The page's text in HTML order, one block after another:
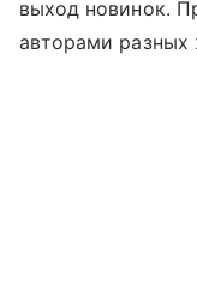
выход новинок.
авторами разных